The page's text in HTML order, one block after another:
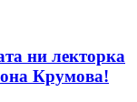
ни лекторка
Крумова!